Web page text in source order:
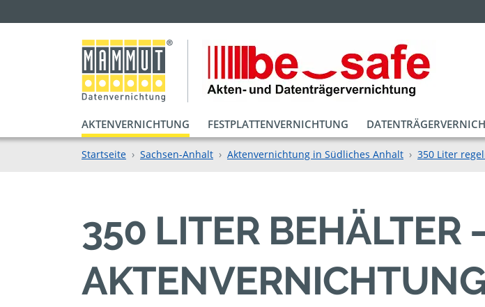
AKTENVERNICHTUNG FESTPLATTENVERNICHTUNG
Startseite Sachsen-Anhalt Aktenvernichtung in Südliches Anhalt 350 Liter
350 LITER BEHÄLTER
KTENVERNICHTUNG